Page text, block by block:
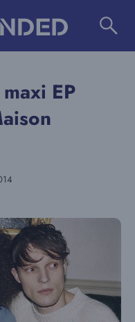
EP